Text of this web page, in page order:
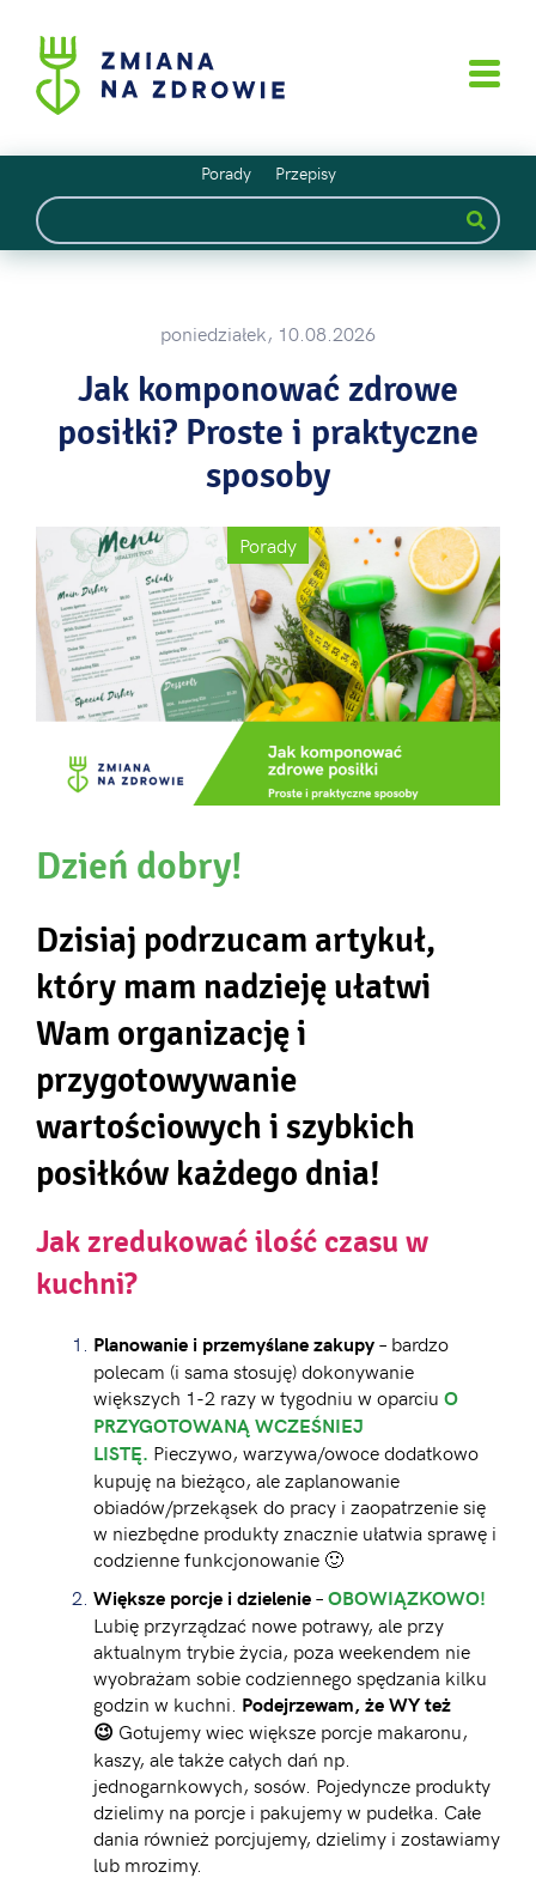
Porady Przepisy
poniedziałek, 10.08.2026
Jak komponować zdrowe
posiłki? Proste i praktyczne
sposoby
Porady
Dzień dobry!
Dzisiaj podrzucam artykuł,
który mam nadziejęułatwi
Wam organizację i
przygotowywanie
wartościowych i szybkich
posiłków każdego dnia!
Jak zredukować ilość czasu w
kuchni?
Planowanie i przemyślane zakupy– bardzo
polecam (i sama stosuję) dokonywanie
większych 1-2 razy w tygodniu w oparciu O
PRZYGOTOWANĄ WCZEŚNIEJ
LISTĘ. Pieczywo, warzywa/owoce dodatkowo
kupuję na bieżąco, ale zaplanowanie
obiadów/przekąsek do pracy i zaopatrzenie się
w niezbędne produkty znacznie ułatwia sprawę i
codzienne funkcjonowanie 🙂
Większe porcje i dzielenie–OBOWIĄZKOWO!
Lubię przyrządzać nowe potrawy, ale przy
aktualnym trybie życia, poza weekendem nie
wyobrażam sobie codziennego spędzania kilku
godzin w kuchni. Podejrzewam, że WY też
😉 Gotujemy wiec większe porcje makaronu,
kaszy, ale także całych dań np.
jednogarnkowych, sosów. Pojedyncze produkty
dzielimy na porcje i pakujemy w pudełka. Całe
dania również porcjujemy, dzielimy i zostawiamy
lub mrozimy.